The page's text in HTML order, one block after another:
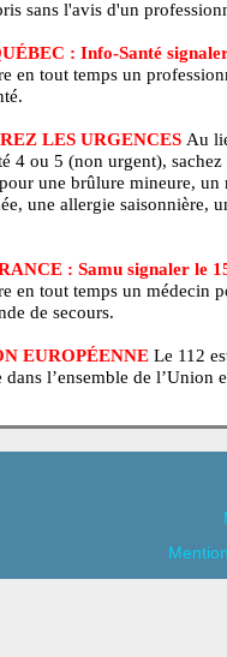
AVERTISSEMENT : Le
peut diagnostiquer une
AU QUÉBEC : Info-
Joindre en tout temps un
de santé.
LIBÉREZ LES
priorité 4 ou 5 (non
aider pour une brûlure
Joindre en tout temps un
demande de secours.
valide dans l’ensemble